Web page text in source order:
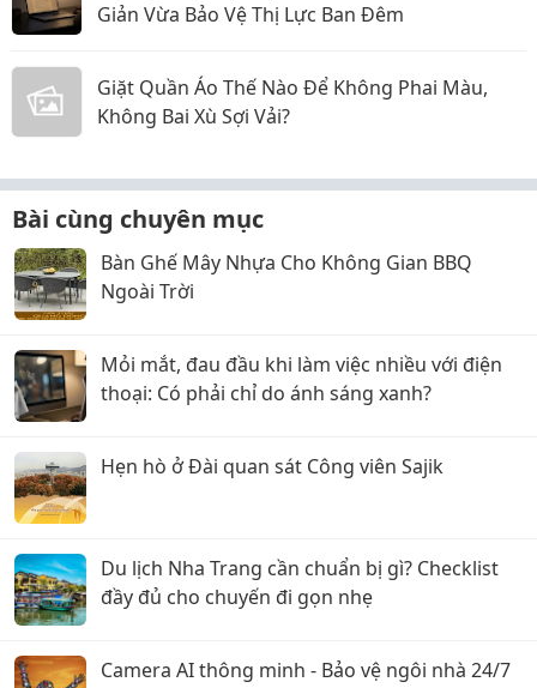
Giản Vừa Bảo Vệ Thị Lực Ban Đêm
Giặt Quần Áo Thế Nào Để Không Phai Màu,
Không Bai Xù Sợi Vải?
Bài cùng chuyên mục
Bàn Ghế Mây Nhựa Cho Không Gian BBQ
Ngoài Trời
Mỏi mắt, đau đầu khi làm việc nhiều với điện
thoại: Có phải chỉ do ánh sáng xanh?
Hẹn hò ở Đài quan sát Công viên Sajik
Du lịch Nha Trang cần chuẩn bị gì? Checklist
đầy đủ cho chuyến đi gọn nhẹ
Camera AI thông minh - Bảo vệ ngôi nhà 24/7